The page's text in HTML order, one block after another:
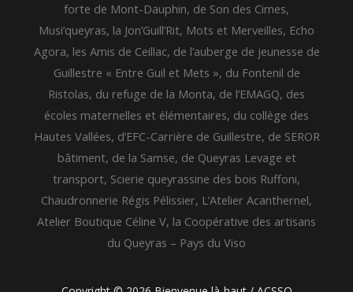
forte de Mont-Dauphin, de Son des Cimes,
Musi’queyras, la Jon’Guill’Rit, Mots et Merveilles, Echo
Agora, les Amis de Ceillac, de l’auberge de jeunesse de
Guillestre « Entre Guil et Mets », du Fontenil de
Ristolas, du refuge de la Monta, de l’EMAGQ, des
écoles maternelles et élémentaires, du collège des
Hautes Vallées, d’EFC-Carrière de Guillestre, de SEROR
bâtiment, de la Samse, de Queyras Levage et
transport, Scierie queyrassine des bois Ruffoni,
Chaudronnerie Régis Pélissier, L’Atelier Acanthernel,
Atelier Boutique Céline V, la Coopérative des artisans
du Queyras – Pays du Viso